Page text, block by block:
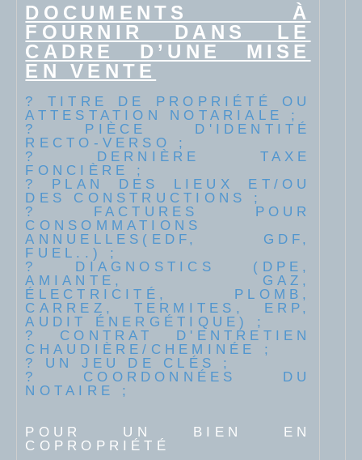
DOCUMENTS À
FOURNIR DANS LE
CADRE D’UNE MISE
EN VENTE
? TITRE DE PROPRIÉTÉ OU
ATTESTATION NOTARIALE ;
? PIÈCE D'IDENTITÉ
RECTO-VERSO ;
? DERNIÈRE TAXE
FONCIÈRE ;
? PLAN DES LIEUX ET/OU
DES CONSTRUCTIONS ;
? FACTURES POUR
CONSOMMATIONS
ANNUELLES(EDF, GDF,
FUEL..) ;
? DIAGNOSTICS (DPE,
AMIANTE, GAZ,
ÉLECTRICITÉ, PLOMB,
CARREZ, TERMITES, ERP,
AUDIT ÉNERGÉTIQUE) ;
? CONTRAT D'ENTRETIEN
CHAUDIÈRE/CHEMINÉE ;
? UN JEU DE CLÉS ;
? COORDONNÉES DU
NOTAIRE ;
POUR UN BIEN EN
COPROPRIÉTÉ